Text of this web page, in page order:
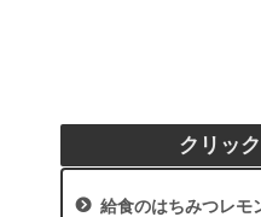
クリッ
給食のはちみつレモ